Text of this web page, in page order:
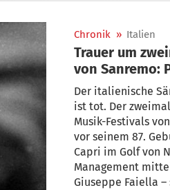
Chronik » Italien
Trauer um
von Sanremo:
(86) ist tot
Der italienische
ist tot. Der
Musik-Festivals
vor seinem 87.
Capri im Golf von
Management
Giuseppe Faiella